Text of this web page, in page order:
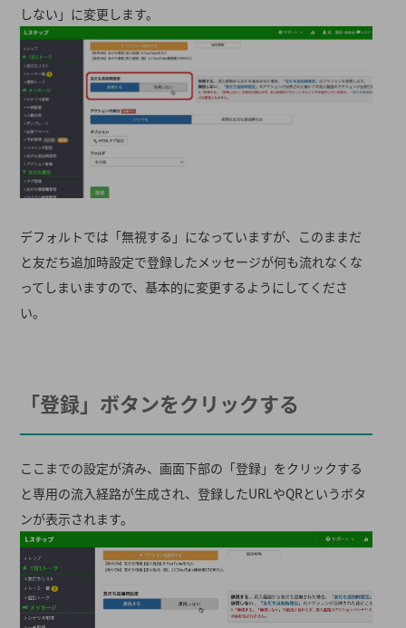
しない」に変更します。
デフォルトでは「無視する」になっていますが、このままだ
と友だち追加時設定で登録したメッセージが何も流れなくな
ってしまいますので、基本的に変更するようにしてくださ
い。
「登録」ボタンをクリックする
ここまでの設定が済み、画面下部の「登録」をクリックする
と専用の流入経路が生成され、登録したURLやQRというボタ
ンが表示されます。